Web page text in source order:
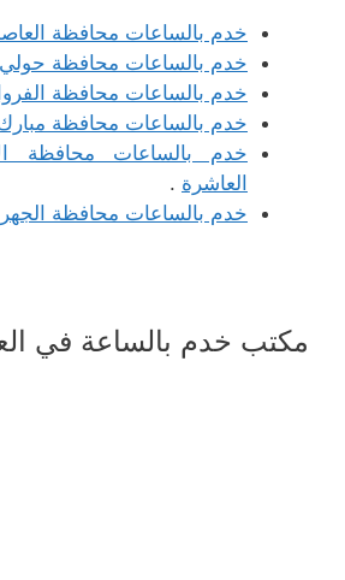
خدم بالساعات محافظة
خدم بالساعات محافظة حولي
خدم بالساعات محافظة
خدم بالساعات محافظة مبارك
خدم بالساعات محافظة
العاشرة .
خدم بالساعات محافظة
مكتب خدم بالساعة في